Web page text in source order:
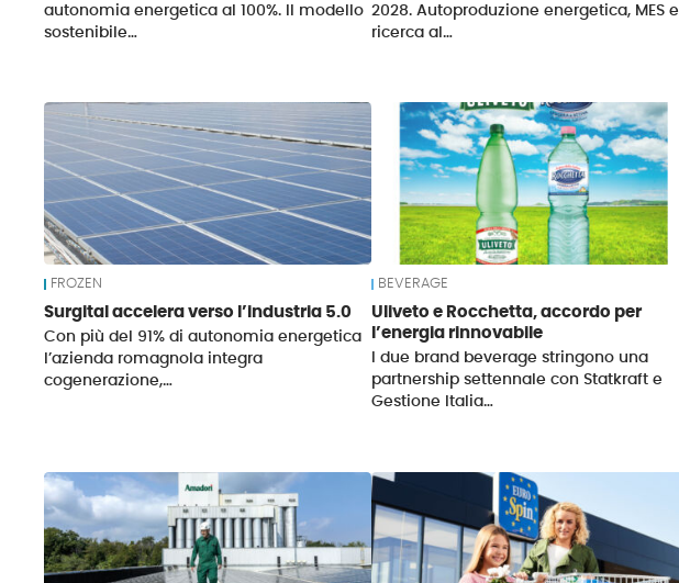
autonomia energetica al 100%. Il modello
sostenibile…
2028. Autoproduzione energetica, MES e
ricerca al…
FROZEN
Surgital accelera verso l’industria 5.0
Con più del 91% di autonomia energetica
l’azienda romagnola integra
cogenerazione,…
BEVERAGE
Uliveto e Rocchetta, accordo per
l’energia rinnovabile
I due brand beverage stringono una
partnership settennale con Statkraft e
Gestione Italia…